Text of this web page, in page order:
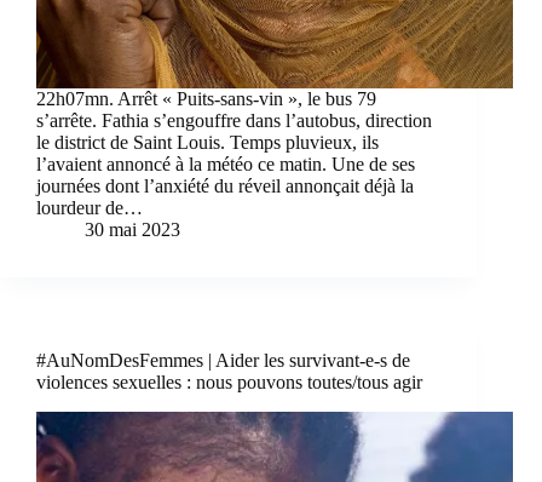
22h07mn. Arrêt « Puits-sans-vin », le bus 79
s’arrête. Fathia s’engouffre dans l’autobus, direction
le district de Saint Louis. Temps pluvieux, ils
l’avaient annoncé à la météo ce matin. Une de ses
journées dont l’anxiété du réveil annonçait déjà la
lourdeur de…
30 mai 2023
#AuNomDesFemmes | Aider les survivant-e-s de
violences sexuelles : nous pouvons toutes/tous agir